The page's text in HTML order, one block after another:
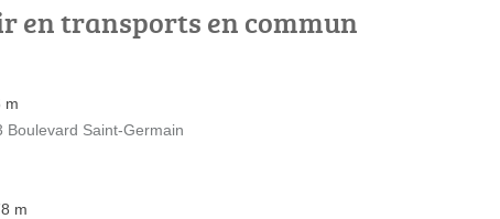
en transports en commun
m
Boulevard Saint-Germain
m